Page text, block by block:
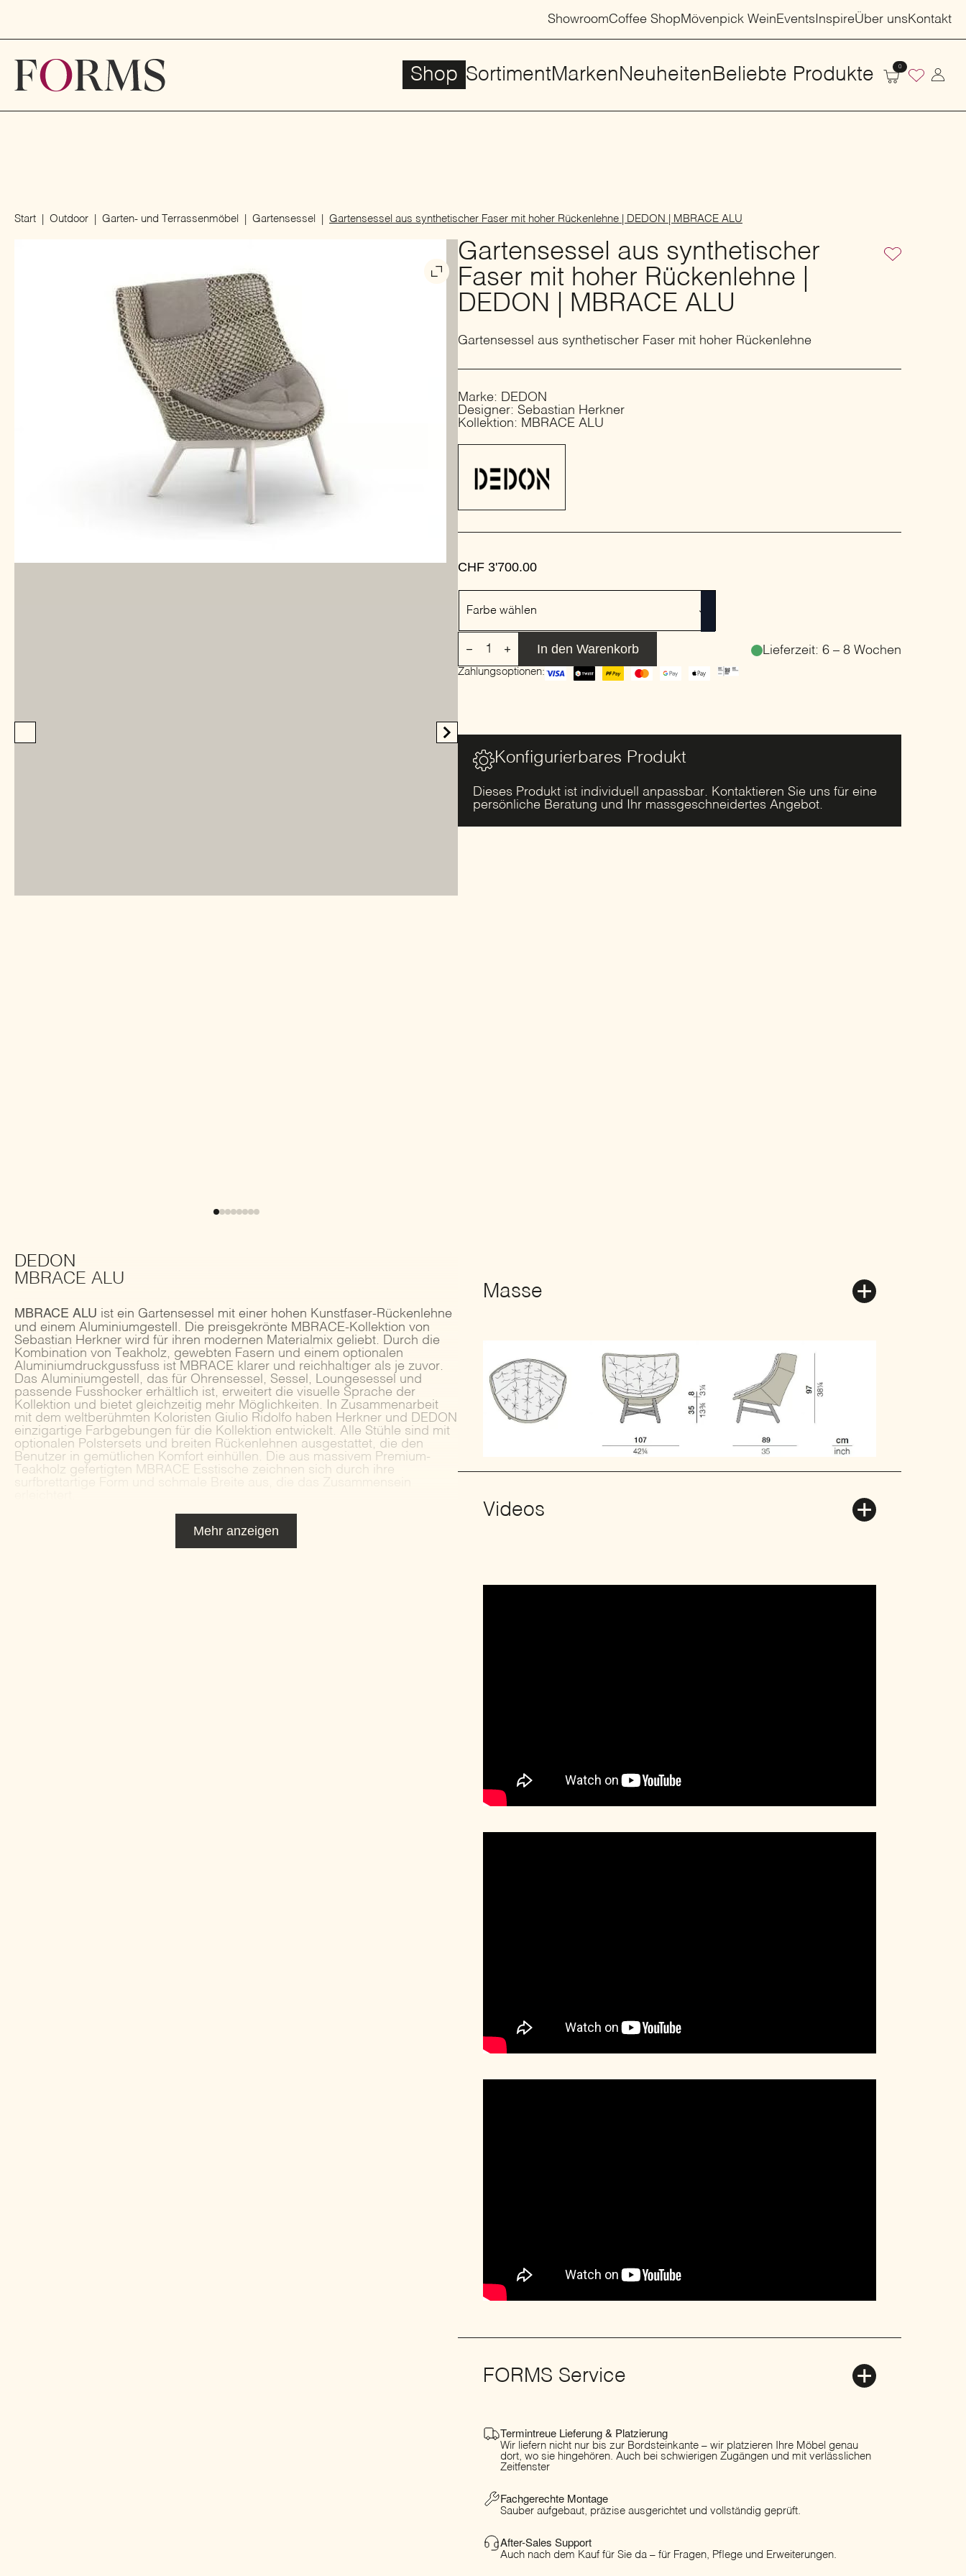
ShowroomCoffee ShopMövenpick WeinEvents InspireÜber unsKontakt
Shop SortimentMarken Neuheiten Beliebte Produkte 0
Start Outdoor Garten- und Terrassenmöbel Gartensessel Gartensessel aus synthetischer Faser mit hoher Rückenlehne | DEDON | MBRACE ALU
Gartensessel aus synthetischer
Faser mit hoher Rückenlehne |
DEDON | MBRACE ALU
Gartensessel aus synthetischer Faser mit hoher Rückenlehne
Marke: DEDON
Designer: Sebastian Herkner
Kollektion: MBRACE ALU
CHF 3'700.00
Farbe
Farbe wählen
aus
synthetischer
Faser
DEDON
MBRACE
Menge
In den Warenkorb Lieferzeit: 6 – 8 Wochen
Zahlungsoptionen:
Konfigurierbares Produkt
Dieses Produkt ist individuell anpassbar. Kontaktieren Sie uns für eine
persönliche Beratung und Ihr massgeschneidertes Angebot.
DEDON
MBRACE ALU
MBRACE ALU ist ein Gartensessel mit einer hohen Kunstfaser-Rückenlehne
und einem Aluminiumgestell. Die preisgekrönte MBRACE-Kollektion von
Sebastian Herkner wird für ihren modernen Materialmix geliebt. Durch die
Kombination von Teakholz, gewebten Fasern und einem optionalen
Aluminiumdruckgussfuss ist MBRACE klarer und reichhaltiger als je zuvor.
Das Aluminiumgestell, das für Ohrensessel, Sessel, Loungesessel und
passende Fusshocker erhältlich ist, erweitert die visuelle Sprache der
Kollektion und bietet gleichzeitig mehr Möglichkeiten. In Zusammenarbeit
mit dem weltberühmten Koloristen Giulio Ridolfo haben Herkner und DEDON
einzigartige Farbgebungen für die Kollektion entwickelt. Alle Stühle sind mit
optionalen Polstersets und breiten Rückenlehnen ausgestattet, die den
Benutzer in gemütlichen Komfort einhüllen. Die aus massivem Premium-
Teakholz gefertigten MBRACE Esstische zeichnen sich durch ihre
Mehr anzeigen
Masse
Videos
FORMS Service
Termintreue Lieferung & Platzierung
Wir liefern nicht nur bis zur Bordsteinkante – wir platzieren Ihre Möbel genau
dort, wo sie hingehören. Auch bei schwierigen Zugängen und mit verlässlichen
Zeitfenster
Fachgerechte Montage
Sauber aufgebaut, präzise ausgerichtet und vollständig geprüft.
After-Sales Support
Auch nach dem Kauf für Sie da – für Fragen, Pflege und Erweiterungen.